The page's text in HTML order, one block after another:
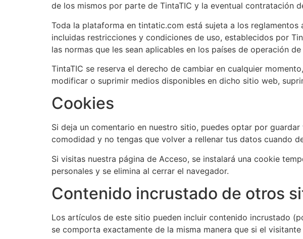
de los mismos por parte de TintaTIC y la eventual contratación
Toda la plataforma en tintatic.com está sujeta a los
incluidas restricciones y condiciones de uso, establecidos por
las normas que les sean aplicables en los países de operación
TintaTIC se reserva el derecho de cambiar en cualquier
modificar o suprimir medios disponibles en dicho sitio web,
Cookies
Si deja un comentario en nuestro sitio, puedes optar por
comodidad y no tengas que volver a rellenar tus datos cuando
Si visitas nuestra página de Acceso, se instalará una cookie
personales y se elimina al cerrar el navegador.
Contenido incrustado de otros
Los artículos de este sitio pueden incluir contenido incrustado
se comporta exactamente de la misma manera que si el